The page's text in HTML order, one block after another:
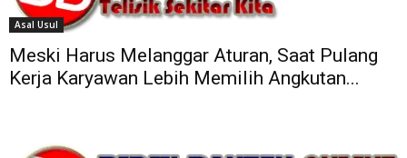
Asal Usul
Meski Harus Melanggar Aturan, Saat Pulang
Kerja Karyawan Lebih Memilih Angkutan...